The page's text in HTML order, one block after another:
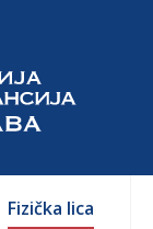
Fizička lica